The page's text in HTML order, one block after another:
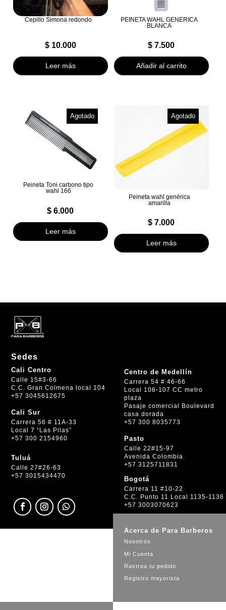
Cepillo Simona redondo
$10.000
Leer más
PEINETA WAHL GENERICA
BLANCA
$ 7.500
Añadir al carrito
Agotado
Peineta Toni carbono tipo
wahl 166
$ 6.000
Leer más
Agotado
Peineta wahl genérica
amarilla
$ 7.000
Leer más
Sedes
Cali Centro
Calle 15#3-66
C.C. Gran Colmena local 104
+57 3045612675
Cali Sur
Carrera 56 # 11A-33
Local 7 “Las Pilas”
+57 300 2154960
Tuluá
Calle 27#26-63
+57 3015434470
Centro de Medellín
Carrera 54 # 46-66
Local 106-107 CC metro
plaza
Pasaje comercial Boulevard
casa dorada
+57 300 8035773
Pasto
Calle 22#15-97
Avenida Colombia
+57 3125711831
Bogotá
Carrera 11 #10-22
C.C. Punto 11 Local 1135-1136
+57 3003070623
Acerca de Para Barberos
Nosotros
Mi Cuenta
Rastrea tu pedido
Registro mayorista